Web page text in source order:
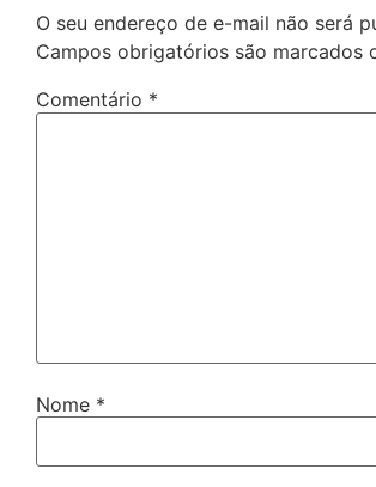
O seu endereço de e-mail não será
Campos obrigatórios são marcados
Comentário *
Nome *